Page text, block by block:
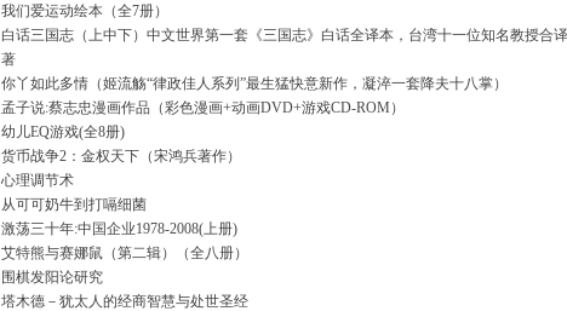
我们爱运动绘本（全7册）
白话三国志（上中下）中文世界第一套《三国志》白话全译本，台湾十一位知名教授合
著
你丫如此多情（姬流觞“律政佳人系列”最生猛快意新作，凝淬一套降夫十八掌）
孟子说:蔡志忠漫画作品（彩色漫画+动画DVD+游戏CD-ROM）
幼儿EQ游戏(全8册)
货币战争2：金权天下（宋鸿兵著作）
心理调节术
从可可奶牛到打嗝细菌
激荡三十年:中国企业1978-2008(上册)
艾特熊与赛娜鼠（第二辑）（全八册）
围棋发阳论研究
塔木德－犹太人的经商智慧与处世圣经